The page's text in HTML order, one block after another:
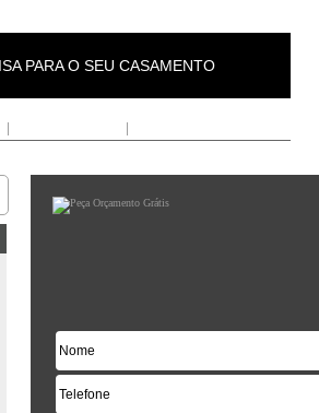
PARA O SEU CASAMENTO